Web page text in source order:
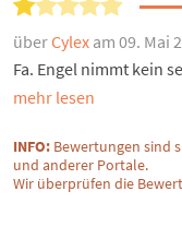
überCylex am 09. Mai
Fa. Engel nimmt kein
mehr lesen
INFO: Bewertungen sind
und anderer Portale.
Wir überprüfen die